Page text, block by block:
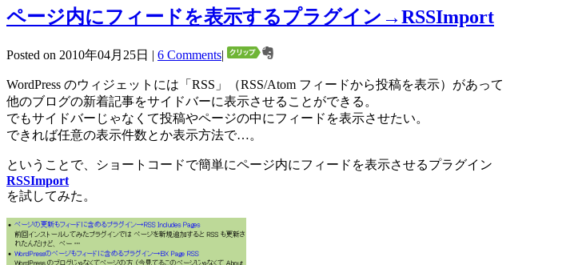
ページ内にフィードを表示するプラグイン→RSSImport
Posted on 2010年04月25日 | 6 Comments|
WordPress のウィジェットには「RSS」（RSS/Atom フィードから投稿を表示）があって
他のブログの新着記事をサイドバーに表示させることができる。
でもサイドバーじゃなくて投稿やページの中にフィードを表示させたい。
できれば任意の表示件数とか表示方法で…。
ということで、ショートコードで簡単にページ内にフィードを表示させるプラグイン
RSSImport
を試してみた。